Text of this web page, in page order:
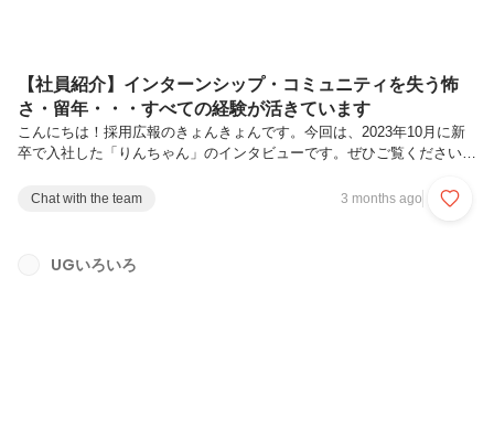
【社員紹介】インターンシップ・コミュニティを失う怖
さ・留年・・・すべての経験が活きています
こんにちは！採用広報のきょんきょんです。今回は、2023年10月に新
卒で入社した「りんちゃん」のインタビューです。ぜひご覧ください！
くお願いします。まずは自己紹介をお願いできますか。よろしくお願い
と思っているんですが、仲のいい人たちからは「いや、お前10月入社
Chat with the team 3 months ago
UGいろいろ